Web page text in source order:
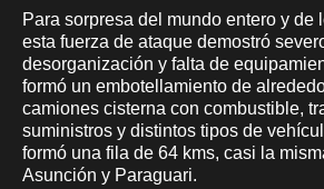
Para sorpresa del mundo entero y de
esta fuerza de ataque demostró
desorganización y falta de
formó un embotellamiento de
camiones cisterna con combustible,
suministros y distintos tipos de
formó una fila de 64 kms, casi la
Asunción y Paraguari.